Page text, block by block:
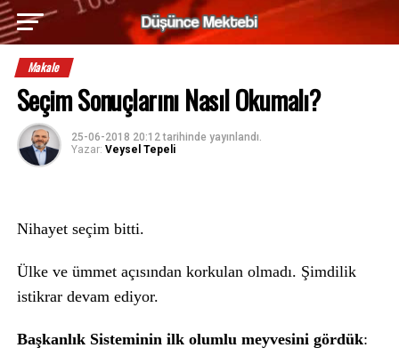
Makale
Seçim Sonuçlarını Nasıl Okumalı?
25-06-2018 20:12tarihinde yayınlandı.
Yazar: Veysel Tepeli
Nihayet seçim bitti.
Ülke ve ümmet açısından korkulan olmadı. Şimdilik
istikrar devam ediyor.
Başkanlık Sisteminin ilk olumlu meyvesini gördük: